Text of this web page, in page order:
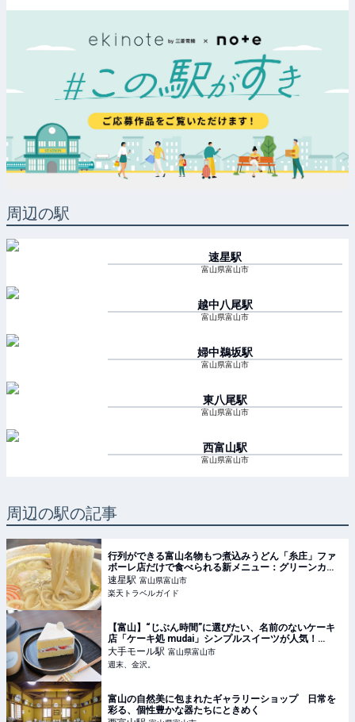
周辺の駅
速星駅
富山県富山市
越中八尾駅
富山県富山市
婦中鵜坂駅
富山県富山市
東八尾駅
富山県富山市
西富山駅
富山県富山市
周辺の駅の記事
行列ができる富山名物もつ煮込みうどん「糸庄」ファ
ボーレ店だけで食べられる新メニュー：グリーンカレ
ー 【楽天トラベル】
速星駅 富山県富山市
楽天トラベルガイド
【富山】“じぶん時間”に選びたい、名前のないケーキ
店「ケーキ処 mudai」シンプルスイーツが人気！
【NEW OPEN】 - 週末、金沢。
大手モール駅 富山県富山市
週末、金沢。
富山の自然美に包まれたギャラリーショップ 日常を
彩る、個性豊かな器たちにときめく